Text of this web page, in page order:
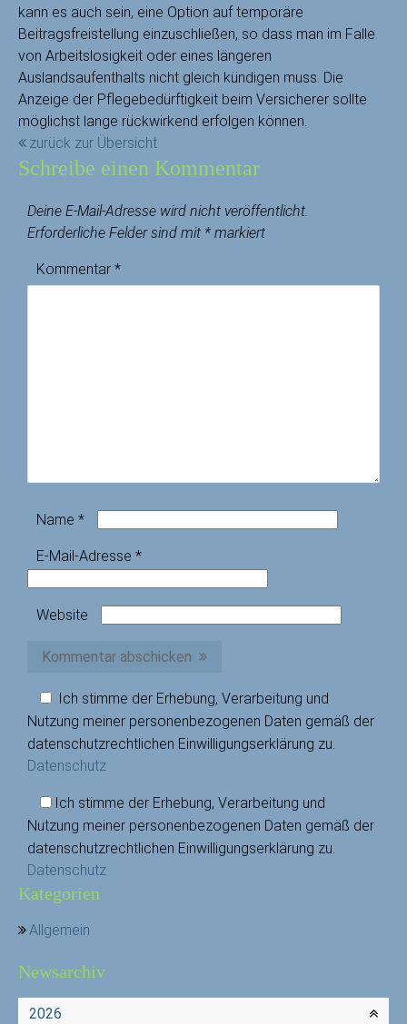
kann es auch sein, eine Option auf temporäre
Beitragsfreistellung einzuschließen, so dass man im Falle
von Arbeitslosigkeit oder eines längeren
Auslandsaufenthalts nicht gleich kündigen muss. Die
Anzeige der Pflegebedürftigkeit beim Versicherer sollte
möglichst lange rückwirkend erfolgen können.
zurück zur Übersicht
Schreibe einen Kommentar
Deine E-Mail-Adresse wird nicht veröffentlicht.
Erforderliche Felder sind mit * markiert
Kommentar *
Name *
E-Mail-Adresse *
Website
Kommentar abschicken
Ich stimme der Erhebung, Verarbeitung und
Nutzung meiner personenbezogenen Daten gemäß der
datenschutzrechtlichen Einwilligungserklärung zu.
Datenschutz
Ich stimme der Erhebung, Verarbeitung und
Nutzung meiner personenbezogenen Daten gemäß der
datenschutzrechtlichen Einwilligungserklärung zu.
Datenschutz
Kategorien
Allgemein
Newsarchiv
2026